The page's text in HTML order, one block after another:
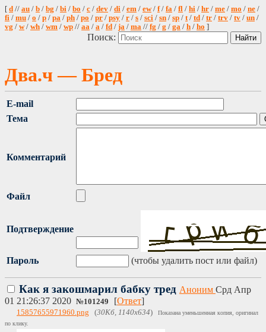
[ d // au / b / bg / bi / bo / c / dev / di / em / ew/ f/ fa / fl / hi / hr / me / mo / ne /
fi / mu / o / p / pa / ph / po / pr / psy / r / s / sci / sn / sp / t/ td / tr / trv / tv / un /
vg / w/ wh / wm / wp // aa / a / fd / ja / ma // fg / g / ga / h / ho ]
Поиск:
Два.ч — Бред
E-mail
Тема
Комментарий
Файл
Подтверждение
Пароль (чтобы удалить пост или файл)
Как я закошмарил бабку тред Аноним Срд Апр
01 21:26:37 2020 №101249 [Ответ]
15857655971960.png (30Кб, 1140x634)
Показана уменьшенная копия, оригинал
по клику.